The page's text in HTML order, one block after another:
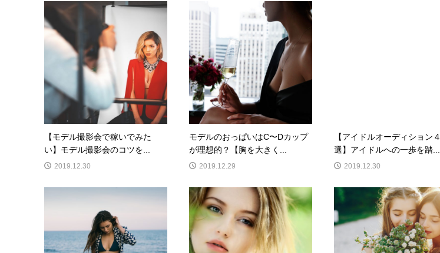
【モデル撮影会で稼いでみた
い】モデル撮影会のコツを...
2019.12.30
モデルのおっぱいはC〜Dカップ
が理想的？【胸を大きく...
2019.12.29
【アイドルオーディション４
選】アイドルへの一歩を踏...
2019.12.30